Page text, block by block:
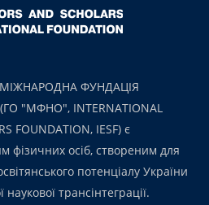
«МІЖНАРОДНА ФУНДАЦІЯ
"МФНО", INTERNATIONAL
FOUNDATION, IESF) є
фізичних осіб, створеним для
потенціалу України
трансінтеграції.